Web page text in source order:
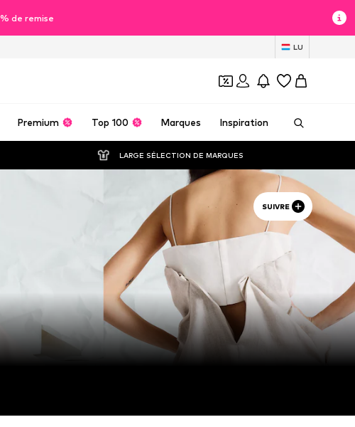
de remise
LU
Premium Top 100 Marques Inspiration
LARGE SÉLECTION DE MARQUES
SUIVRE